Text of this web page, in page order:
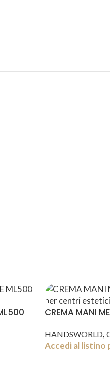
CREMA MANI
HANDSWORLD,
Accedi al listino